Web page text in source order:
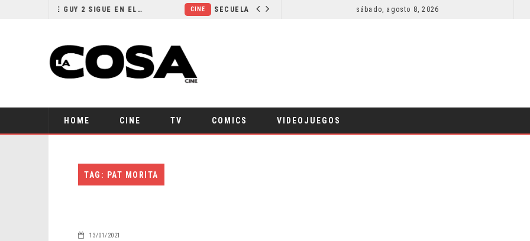
¿POR QUÉ FREE GUY 2 SIGUE EN EL LIMBO? CINE
sábado, agosto 8, 2026
HOME CINE TV COMICS VIDEOJUEGOS
TAG: PAT MORITA
13/01/2021